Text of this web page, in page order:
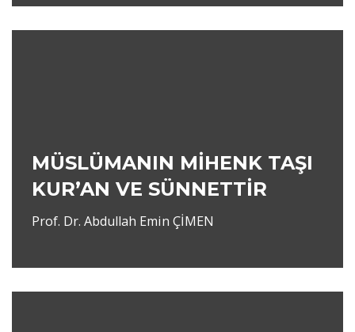
MÜSLÜMANIN MİHENK TAŞI
KUR’AN VE SÜNNETTİR
Prof. Dr. Abdullah Emin ÇİMEN